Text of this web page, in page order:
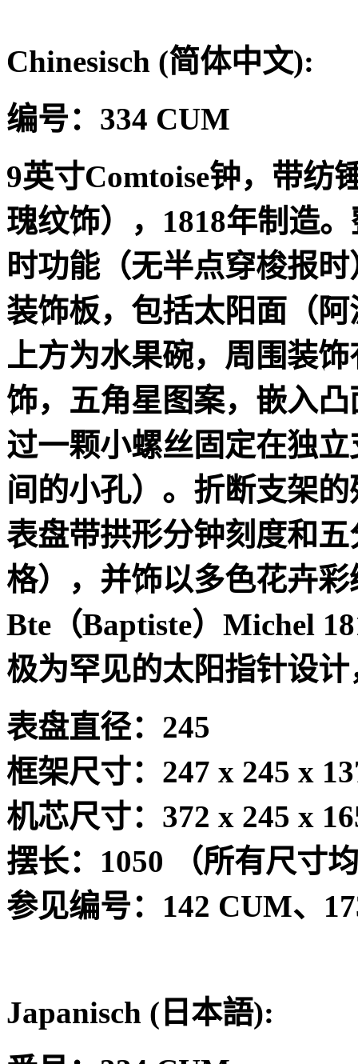
Chinesisch (简体中文):
编号： 334 CUM
9英寸Comtoise钟，带纺
瑰纹饰）， 1818年制造
时功能（无半点穿梭报
装饰板，包括太阳面（
上方为水果碗，周围装
饰，五角星图案，嵌入
过一颗小螺丝固定在独
间的小孔）。折断支架
表盘带拱形分钟刻度和
格），并饰以多色花卉
Bte （Baptiste） Michel
极为罕见的太阳指针设
表盘直径： 245
框架尺寸： 247 x 245 x
机芯尺寸： 372 x 245 x
摆长： 1050
（所有尺寸
参见编号： 142 CUM、
Japanisch ( 日本語):